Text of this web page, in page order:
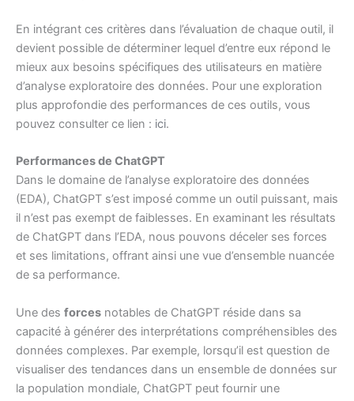
En intégrant ces critères dans l’évaluation de chaque outil, il
devient possible de déterminer lequel d’entre eux répond le
mieux aux besoins spécifiques des utilisateurs en matière
d’analyse exploratoire des données. Pour une exploration
plus approfondie des performances de ces outils, vous
pouvez consulter ce lien : ici.
Performances de ChatGPT
Dans le domaine de l’analyse exploratoire des données
(EDA), ChatGPT s’est imposé comme un outil puissant, mais
il n’est pas exempt de faiblesses. En examinant les résultats
de ChatGPT dans l’EDA, nous pouvons déceler ses forces
et ses limitations, offrant ainsi une vue d’ensemble nuancée
de sa performance.
Une des forces notables de ChatGPT réside dans sa
capacité à générer des interprétations compréhensibles des
données complexes. Par exemple, lorsqu’il est question de
visualiser des tendances dans un ensemble de données sur
la population mondiale, ChatGPT peut fournir une